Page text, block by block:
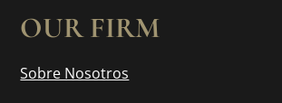
OUR FIRM
Sobre Nosotros